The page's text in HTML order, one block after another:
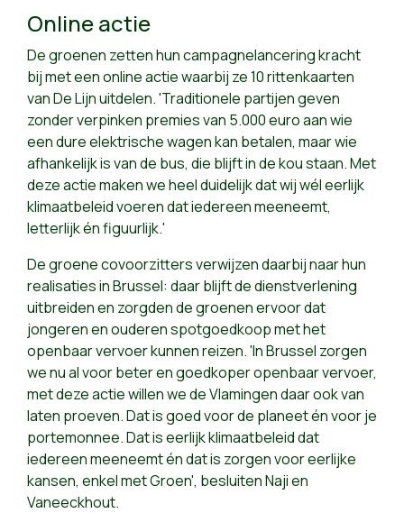
Online actie
De groenen zetten hun campagnelancering kracht
bij met een online actie waarbij ze 10 rittenkaarten
van De Lijn uitdelen. 'Traditionele partijen geven
zonder verpinken premies van 5.000 euro aan wie
een dure elektrische wagen kan betalen, maar wie
afhankelijk is van de bus, die blijft in de kou staan. Met
deze actie maken we heel duidelijk dat wij wél eerlijk
klimaatbeleid voeren dat iedereen meeneemt,
letterlijk én figuurlijk.'
De groene covoorzitters verwijzen daarbij naar hun
realisaties in Brussel: daar blijft de dienstverlening
uitbreiden en zorgden de groenen ervoor dat
jongeren en ouderen spotgoedkoop met het
openbaar vervoer kunnen reizen. 'In Brussel zorgen
we nu al voor beter en goedkoper openbaar vervoer,
met deze actie willen we de Vlamingen daar ook van
laten proeven. Dat is goed voor de planeet én voor je
portemonnee. Dat is eerlijk klimaatbeleid dat
iedereen meeneemt én dat is zorgen voor eerlijke
kansen, enkel met Groen', besluiten Naji en
Vaneeckhout.